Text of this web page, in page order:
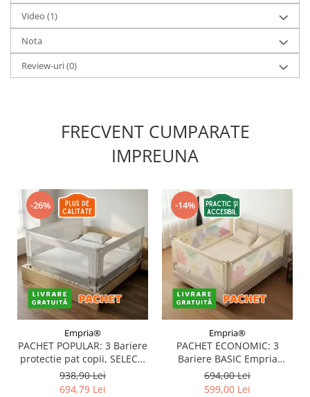
Video (1)
Nota
Review-uri(0)
FRECVENT CUMPARATE
IMPREUNA
-26%
Empria®
PACHET POPULAR: 3 Bariere
protectie pat copii, SELECT,
160x200 cm
938,90 Lei
694,79 Lei
-14%
Empria®
PACHET ECONOMIC: 3
Bariere BASIC Empria
protectie pat 160X200 cm +
bara stabilizatoare
694,00 Lei
599,00 Lei